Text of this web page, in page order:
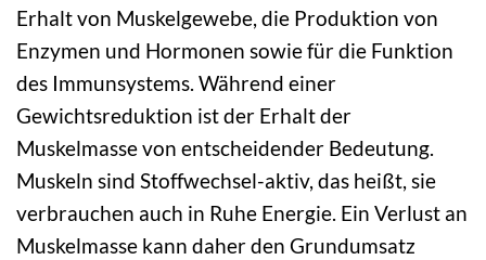
Erhalt von Muskelgewebe, die Produktion von
Enzymen und Hormonen sowie für die Funktion
des Immunsystems. Während einer
Gewichtsreduktion ist der Erhalt der
Muskelmasse von entscheidender Bedeutung.
Muskeln sind Stoffwechsel-aktiv, das heißt, sie
verbrauchen auch in Ruhe Energie. Ein Verlust an
Muskelmasse kann daher den Grundumsatz